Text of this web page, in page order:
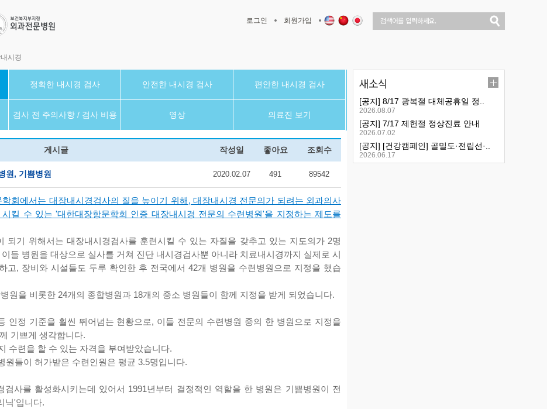
로그인 회원가입
시경
정확한 내시경 검사 안전한 내시경 검사 편안한 내시경 검사
검사 전 주의사항 / 검사 비용 영상 의료진 보기
게시글 작성일 좋아요 조회수
원, 기쁨병원 2020.02.07 491 89542
회에서는 대장내시경검사의 질을 높이기 위해, 대장내시경 전문의가 되려는 외과의사
킬 수 있는 '대한대장항문학회 인증 대장내시경 전문의 수련병원'을 지정하는 제도를
되기 위해서는 대장내시경검사를 훈련시킬 수 있는 자질을 갖추고 있는 지도의가 2명
들 병원을 대상으로 실사를 거쳐 진단 내시경검사뿐 아니라 치료내시경까지 실제로 시
고, 장비와 시설들도 두루 확인한 후 전국에서 42개 병원을 수련병원으로 지정을 했습
원을 비롯한 24개의 종합병원과 18개의 중소 병원들이 함께 지정을 받게 되었습니다.
인정 기준을 훨씬 뛰어넘는 현황으로, 이들 전문의 수련병원 중의 한 병원으로 지정을
기쁘게 생각합니다.
수련을 할 수 있는 자격을 부여받았습니다.
원들이 허가받은 수련인원은 평균 3.5명입니다.
검사를 활성화시키는데 있어서 1991년부터 결정적인 역할을 한 병원은 기쁨병원이 전
닉'입니다.
새소식
[공지] 8/17 광복절 대체공휴일 정..
2026.08.07
[공지] 7/17 제헌절 정상진료 안내
2026.07.02
[공지] [건강캠페인] 골밀도·전립선·..
2026.06.17